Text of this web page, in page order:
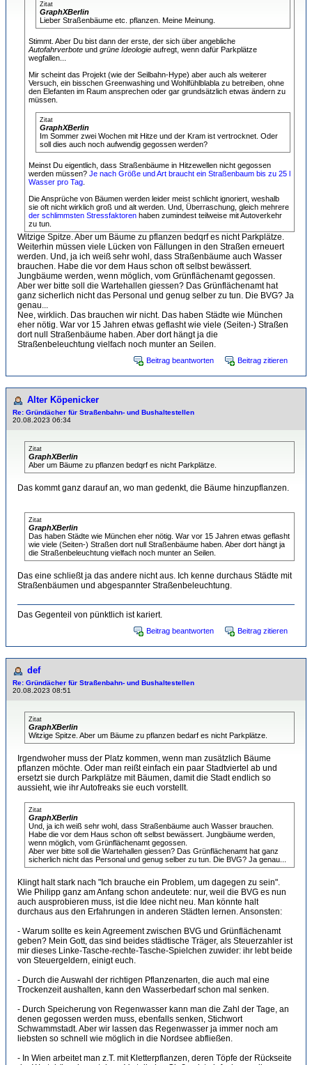
Zitat
GraphXBerlin
Lieber Straßenbäume etc. pflanzen. Meine Meinung.
Stimmt. Aber Du bist dann der erste, der sich über angebliche
Autofahrverbote und grüne Ideologie aufregt, wenn dafür Parkplätze
wegfallen...
Mir scheint das Projekt (wie der Seilbahn-Hype) aber auch als weiterer
Versuch, ein bisschen Greenwashing und Wohlfühlblabla zu betreiben, ohne
den Elefanten im Raum ansprechen oder gar grundsätzlich etwas ändern zu
müssen.
Zitat
GraphXBerlin
Im Sommer zwei Wochen mit Hitze und der Kram ist vertrocknet. Oder
soll dies auch noch aufwendig gegossen werden?
Meinst Du eigentlich, dass Straßenbäume in Hitzewellen nicht gegossen
werden müssen? Je nach Größe und Art braucht ein Straßenbaum bis zu 25 l
Wasser pro Tag.
Die Ansprüche von Bäumen werden leider meist schlicht ignoriert, weshalb
sie oft nicht wirklich groß und alt werden. Und, Überraschung, gleich mehrere
der schlimmsten Stressfaktoren haben zumindest teilweise mit Autoverkehr
zu tun.
Witzige Spitze. Aber um Bäume zu pflanzen bedqrf es nicht Parkplätze.
Weiterhin müssen viele Lücken von Fällungen in den Straßen erneuert
werden. Und, ja ich weiß sehr wohl, dass Straßenbäume auch Wasser
brauchen. Habe die vor dem Haus schon oft selbst bewässert.
Jungbäume werden, wenn möglich, vom Grünflächenamt gegossen.
Aber wer bitte soll die Wartehallen giessen? Das Grünflächenamt hat
ganz sicherlich nicht das Personal und genug selber zu tun. Die BVG? Ja
genau...
Nee, wirklich. Das brauchen wir nicht. Das haben Städte wie München
eher nötig. War vor 15 Jahren etwas geflasht wie viele (Seiten-) Straßen
dort null Straßenbäume haben. Aber dort hängt ja die
Straßenbeleuchtung vielfach noch munter an Seilen.
Beitrag beantworten Beitrag zitieren
Alter Köpenicker
Re: Gründächer für Straßenbahn- und Bushaltestellen
20.08.2023 06:34
Zitat
GraphXBerlin
Aber um Bäume zu pflanzen bedqrf es nicht Parkplätze.
Das kommt ganz darauf an, wo man gedenkt, die Bäume hinzupflanzen.
Zitat
GraphXBerlin
Das haben Städte wie München eher nötig. War vor 15 Jahren etwas geflasht
wie viele (Seiten-) Straßen dort null Straßenbäume haben. Aber dort hängt ja
die Straßenbeleuchtung vielfach noch munter an Seilen.
Das eine schließt ja das andere nicht aus. Ich kenne durchaus Städte mit
Straßenbäumen und abgespannter Straßenbeleuchtung.
Das Gegenteil von pünktlich ist kariert.
Beitrag beantworten Beitrag zitieren
def
Re: Gründächer für Straßenbahn- und Bushaltestellen
20.08.2023 08:51
Zitat
GraphXBerlin
Witzige Spitze. Aber um Bäume zu pflanzen bedarf es nicht Parkplätze.
Irgendwoher muss der Platz kommen, wenn man zusätzlich Bäume
pflanzen möchte. Oder man reißt einfach ein paar Stadtviertel ab und
ersetzt sie durch Parkplätze mit Bäumen, damit die Stadt endlich so
aussieht, wie ihr Autofreaks sie euch vorstellt.
Zitat
GraphXBerlin
Und, ja ich weiß sehr wohl, dass Straßenbäume auch Wasser brauchen.
Habe die vor dem Haus schon oft selbst bewässert. Jungbäume werden,
wenn möglich, vom Grünflächenamt gegossen.
Aber wer bitte soll die Wartehallen giessen? Das Grünflächenamt hat ganz
sicherlich nicht das Personal und genug selber zu tun. Die BVG? Ja genau...
Klingt halt stark nach "Ich brauche ein Problem, um dagegen zu sein".
Wie Philipp ganz am Anfang schon andeutete: nur, weil die BVG es nun
auch ausprobieren muss, ist die Idee nicht neu. Man könnte halt
durchaus aus den Erfahrungen in anderen Städten lernen. Ansonsten:
- Warum sollte es kein Agreement zwischen BVG und Grünflächenamt
geben? Mein Gott, das sind beides städtische Träger, als Steuerzahler ist
mir dieses Linke-Tasche-rechte-Tasche-Spielchen zuwider: ihr lebt beide
von Steuergeldern, einigt euch.
- Durch die Auswahl der richtigen Pflanzenarten, die auch mal eine
Trockenzeit aushalten, kann den Wasserbedarf schon mal senken.
- Durch Speicherung von Regenwasser kann man die Zahl der Tage, an
denen gegossen werden muss, ebenfalls senken, Stichwort
Schwammstadt. Aber wir lassen das Regenwasser ja immer noch am
liebsten so schnell wie möglich in die Nordsee abfließen.
- In Wien arbeitet man z.T. mit Kletterpflanzen, deren Töpfe der Rückseite